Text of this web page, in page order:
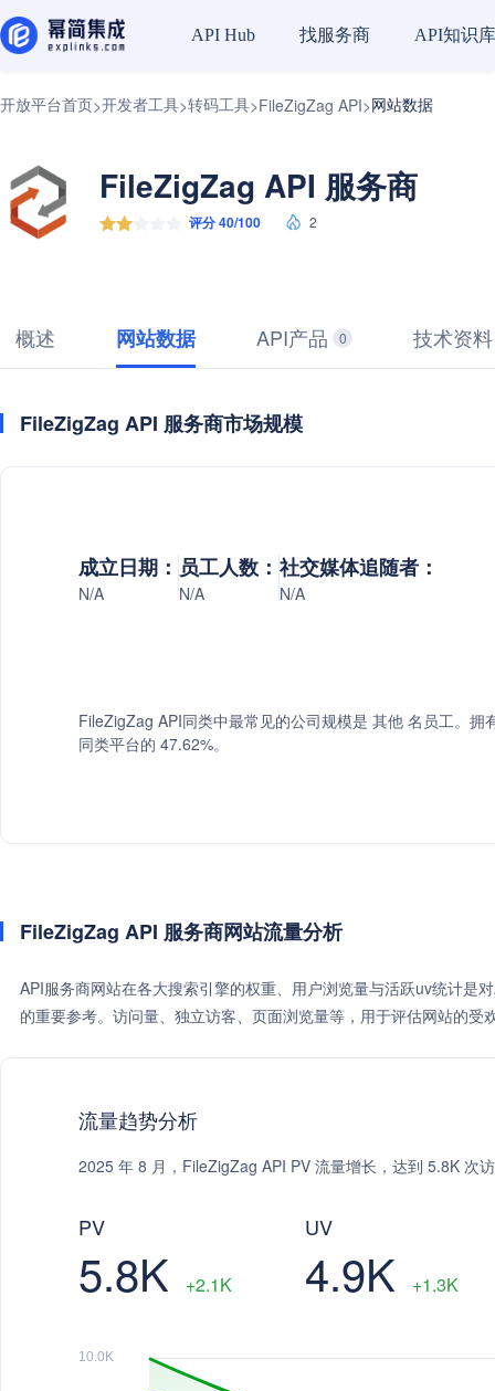
API Hub 找服务商 API知识库
开放平台首页>开发者工具>转码工具>FileZigZag API>网站数据
FileZigZag API 服务商
评分 40/100 2
概述 网站数据 API产品 0 技术资料
FileZigZag API 服务商市场规模
成立日期：
N/A
员工人数：
N/A
社交媒体追随者：
N/A
FileZigZag API同类中最常见的公司规模是 其他 名员工。
同类平台的 47.62%。
FileZigZag API 服务商网站流量分析
API服务商网站在各大搜索引擎的权重、用户浏览量与活跃uv统计是
的重要参考。访问量、独立访客、页面浏览量等，用于评估网站的
流量趋势分析
2025 年 8 月，FileZigZag API PV 流量增长，达到 5.8K 次
PV
5.8K +2.1K
UV
4.9K +1.3K